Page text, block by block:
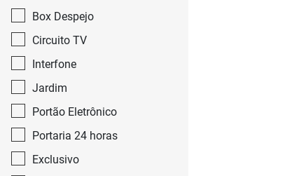
Box Despejo
Circuito TV
Interfone
Jardim
Portão Eletrônico
Portaria 24 horas
Exclusivo